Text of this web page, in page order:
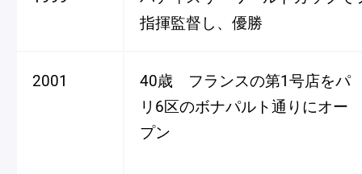
指揮監督し、優勝
2001
40歳 フランスの第1号店をパ
リ6区のボナパルト通りにオー
プン